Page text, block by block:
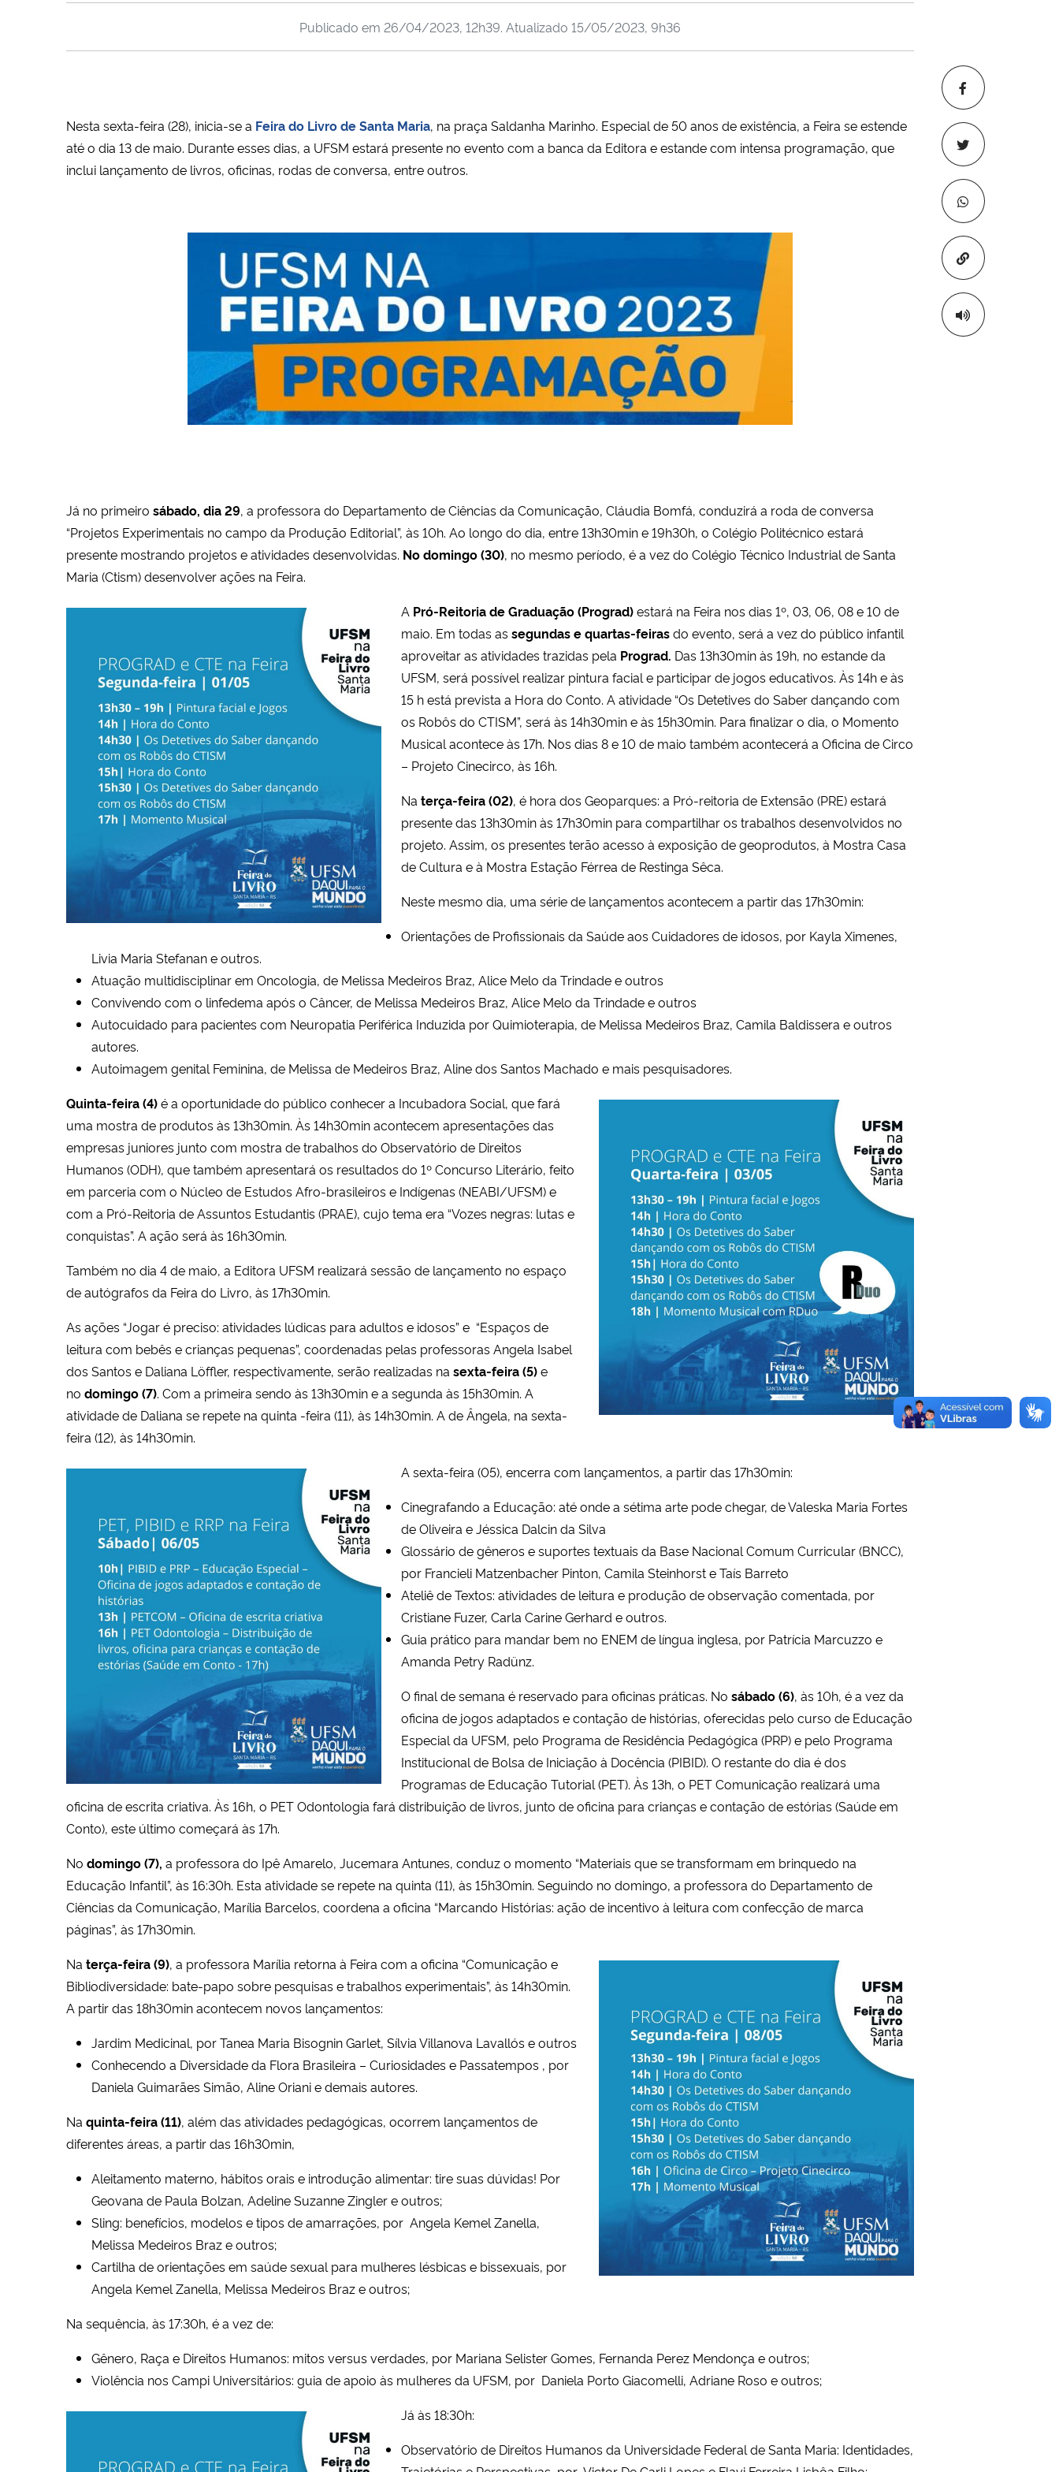
Copiar para
Publicado em 26/04/2023, 12h39. Atualizado 15/05/2023, 9h36
Nesta sexta-feira (28), inicia-se a Feira do Livro de Santa Maria, na praça Saldanha Marinho. Especial de 50 anos de existência, a Feira se estende
até o dia 13 de maio. Durante esses dias, a UFSM estará presente no evento com a banca da Editora e estande com intensa programação, que
inclui lançamento de livros, oficinas, rodas de conversa, entre outros.
Já no primeiro sábado, dia 29, a professora do Departamento de Ciências da Comunicação, Cláudia Bomfá, conduzirá a roda de conversa
“Projetos Experimentais no campo da Produção Editorial”, às 10h. Ao longo do dia, entre 13h30min e 19h30h, o Colégio Politécnico estará
presente mostrando projetos e atividades desenvolvidas. No domingo (30), no mesmo período, é a vez do Colégio Técnico Industrial de Santa
Maria (Ctism) desenvolver ações na Feira.
A Pró-Reitoria de Graduação (Prograd)estará na Feira nos dias 1º, 03, 06, 08 e 10 de
maio. Em todas assegundas e quartas-feirasdo evento, será a vez do público infantil
aproveitar as atividades trazidas pela Prograd. Das 13h30min às 19h, no estande da
UFSM, será possível realizar pintura facial e participar de jogos educativos. Às 14h e às
15 h está prevista a Hora do Conto. A atividade “Os Detetives do Saber dançando com
os Robôs do CTISM”, será às 14h30min e às 15h30min. Para finalizar o dia, o Momento
Musical acontece às 17h. Nos dias 8 e 10 de maio também acontecerá a Oficina de Circo
– Projeto Cinecirco, às 16h.
Na terça-feira (02), é hora dos Geoparques: a Pró-reitoria de Extensão (PRE) estará
presente das 13h30min às 17h30min para compartilhar os trabalhos desenvolvidos no
projeto. Assim, os presentes terão acesso à exposição de geoprodutos, à Mostra Casa
de Cultura e à Mostra Estação Férrea de Restinga Sêca.
Neste mesmo dia, uma série de lançamentos acontecem a partir das 17h30min:
Orientações de Profissionais da Saúde aos Cuidadores de idosos, por Kayla Ximenes,
Livia Maria Stefanan e outros.
Atuação multidisciplinar em Oncologia, de Melissa Medeiros Braz, Alice Melo da Trindade e outros
Convivendo com o linfedema após o Câncer, de Melissa Medeiros Braz, Alice Melo da Trindade e outros
Autocuidado para pacientes com Neuropatia Periférica Induzida por Quimioterapia, de Melissa Medeiros Braz, Camila Baldissera e outros
autores.
Autoimagem genital Feminina, de Melissa de Medeiros Braz, Aline dos Santos Machado e mais pesquisadores.
Quinta-feira (4)é a oportunidade do público conhecer a Incubadora Social, que fará
uma mostra de produtos às 13h30min. Às 14h30min acontecem apresentações das
empresas juniores junto com mostra de trabalhos do Observatório de Direitos
Humanos (ODH), que também apresentará os resultados do 1º Concurso Literário, feito
em parceria com o Núcleo de Estudos Afro-brasileiros e Indígenas (NEABI/UFSM) e
com a Pró-Reitoria de Assuntos Estudantis (PRAE), cujo tema era “Vozes negras: lutas e
conquistas”. A ação será às 16h30min.
Também no dia 4 de maio, a Editora UFSM realizará sessão de lançamento no espaço
de autógrafos da Feira do Livro, às 17h30min.
As ações “Jogar é preciso: atividades lúdicas para adultos e idosos” e “Espaços de
leitura com bebês e crianças pequenas”, coordenadas pelas professoras Angela Isabel
dos Santos e Daliana Löffler, respectivamente, serão realizadas na sexta-feira (5)e
no domingo (7). Com a primeira sendo às 13h30min e a segunda às 15h30min. A
atividade de Daliana se repete na quinta -feira (11), às 14h30min. A de Ângela, na sexta-
feira (12), às 14h30min.
A sexta-feira (05), encerra com lançamentos, a partir das 17h30min:
Cinegrafando a Educação: até onde a sétima arte pode chegar, de Valeska Maria Fortes
de Oliveira e Jéssica Dalcin da Silva
Glossário de gêneros e suportes textuais da Base Nacional Comum Curricular (BNCC),
por Francieli Matzenbacher Pinton, Camila Steinhorst e Taís Barreto
Ateliê de Textos: atividades de leitura e produção de observação comentada, por
Cristiane Fuzer, Carla Carine Gerhard e outros.
Guia prático para mandar bem no ENEM de língua inglesa, por Patrícia Marcuzzo e
Amanda Petry Radünz.
O final de semana é reservado para oficinas práticas. No sábado (6), às 10h, é a vez da
oficina de jogos adaptados e contação de histórias, oferecidas pelo curso de Educação
Especial da UFSM, pelo Programa de Residência Pedagógica (PRP) e pelo Programa
Institucional de Bolsa de Iniciação à Docência (PIBID). O restante do dia é dos
Programas de Educação Tutorial (PET). Às 13h, o PET Comunicação realizará uma
oficina de escrita criativa. Às 16h, o PET Odontologia fará distribuição de livros, junto de oficina para crianças e contação de estórias (Saúde em
Conto), este último começará às 17h.
No domingo (7), a professora do Ipê Amarelo, Jucemara Antunes, conduz o momento “Materiais que se transformam em brinquedo na
Educação Infantil”, às 16:30h. Esta atividade se repete na quinta (11), às 15h30min. Seguindo no domingo, a professora do Departamento de
Ciências da Comunicação, Marília Barcelos, coordena a oficina “Marcando Histórias: ação de incentivo à leitura com confecção de marca
páginas”, às 17h30min.
Na terça-feira (9), a professora Marília retorna à Feira com a oficina “Comunicação e
Bibliodiversidade: bate-papo sobre pesquisas e trabalhos experimentais”, às 14h30min.
A partir das 18h30min acontecem novos lançamentos:
Jardim Medicinal, por Tanea Maria Bisognin Garlet, Sílvia Villanova Lavallós e outros
Conhecendo a Diversidade da Flora Brasileira – Curiosidades e Passatempos , por
Daniela Guimarães Simão, Aline Oriani e demais autores.
Na quinta-feira (11), além das atividades pedagógicas, ocorrem lançamentos de
diferentes áreas, a partir das 16h30min,
Aleitamento materno, hábitos orais e introdução alimentar: tire suas dúvidas! Por
Geovana de Paula Bolzan, Adeline Suzanne Zingler e outros;
Sling: benefícios, modelos e tipos de amarrações, por Angela Kemel Zanella,
Melissa Medeiros Braz e outros;
Cartilha de orientações em saúde sexual para mulheres lésbicas e bissexuais, por
Angela Kemel Zanella, Melissa Medeiros Braz e outros;
Na sequência, às 17:30h, é a vez de:
Gênero, Raça e Direitos Humanos: mitos versus verdades, por Mariana Selister Gomes, Fernanda Perez Mendonça e outros;
Violência nos Campi Universitários: guia de apoio às mulheres da UFSM, por Daniela Porto Giacomelli, Adriane Roso e outros;
Já às 18:30h:
Observatório de Direitos Humanos da Universidade Federal de Santa Maria: Identidades,